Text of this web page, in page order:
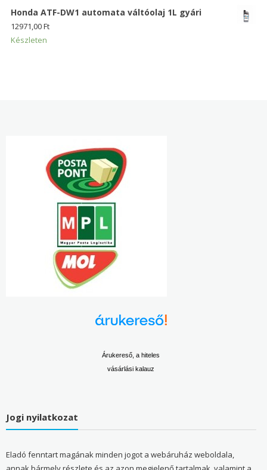
Honda ATF-DW1 automata váltóolaj 1L gyári
12971,00Ft
Készleten
Árukereső, a hiteles
vásárlási kalauz
Jogi nyilatkozat
Eladó fenntart magának minden jogot a webáruház weboldala,